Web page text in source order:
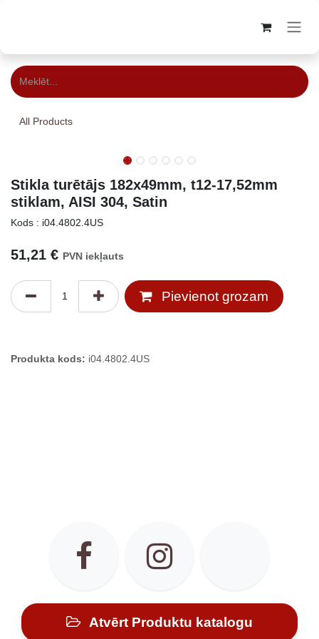
All Products
Stikla turētājs 182x49mm, t12-17,52mm
stiklam, AISI 304, Satin
Kods : i04.4802.4US
51,21 € PVN iekļauts
Pievienot grozam
Produkta kods:i04.4802.4US